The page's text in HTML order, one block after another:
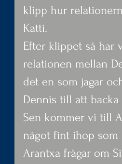
klipp hur
Katti.
Efter klippet så har
relationen mellan
det en som jagar
Dennis till att
Sen kommer vi till
något fint ihop som
Arantxa frågar om